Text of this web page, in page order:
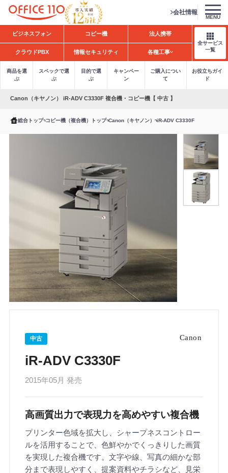
H
o
会社情報
MENU
ビジネスフォン コピー機 法人携帯
クラウドPBX 情報セキュリティ 各種工事
全サービス
一覧
商品を選
ぶ
スペックで選
ぶ
目的で選
ぶ
キャンペー
ン
ご購入につい
て
お役立ちガイ
ド
Canon（キヤノン） iR-ADV C3330F 複合機・コピー機【 中古 】
総合トップ コピー機（複合機）トップ Canon（キヤノン） iR-ADV C3330F
iR-ADV C3330F
2015年05月 発売
中古
高画質出力で表現力を高めやすい複合機
プリンター色域を拡大し、シャープネスコントロー
ルを活用することで、色鮮やかでくっきりした画質
を実現した複合機です。文字や線、写真の細かな部
分まで表現しやすく、提案資料やチラシなど、見栄